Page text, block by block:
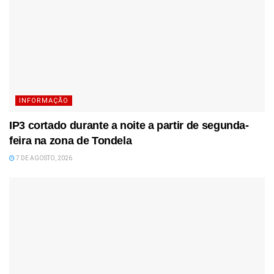
INFORMAÇÃO
IP3 cortado durante a noite a partir de segunda-
feira na zona de Tondela
7 DE AGOSTO, 2026